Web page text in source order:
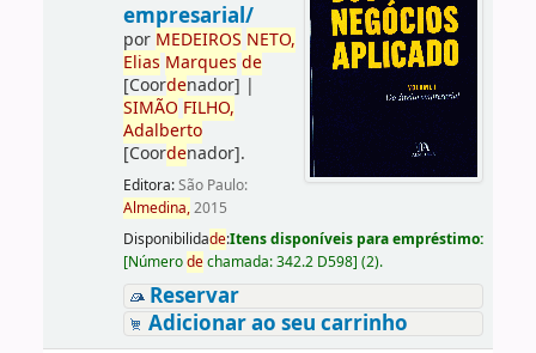
empresarial/
por MEDEIROS NETO,
Elias Marques de
[Coordenador] |
SIMÃO FILHO,
Adalberto
[Coordenador].
Editora:São Paulo:
Almedina,2015
Disponibilidade:Itens disponíveis para empréstimo:
[Númerodechamada:342.2 D598] (2).
Reservar
Adicionar ao seu carrinho